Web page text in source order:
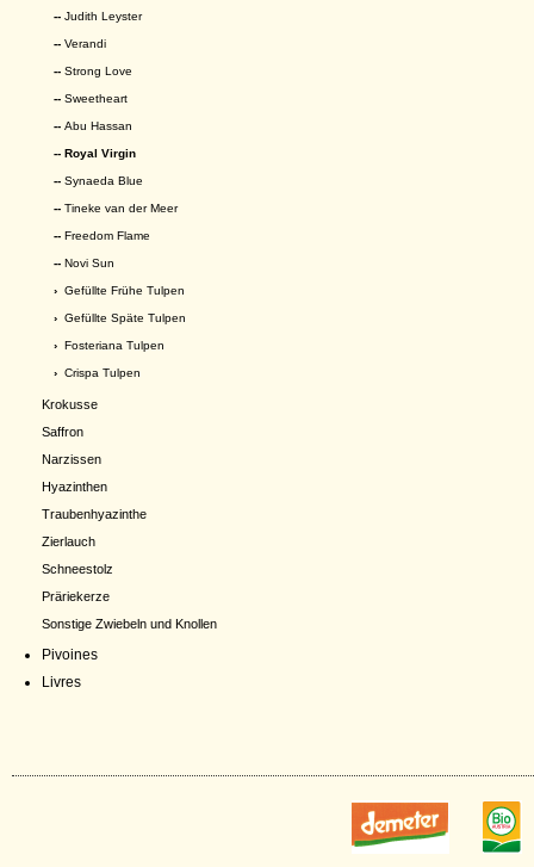
-- Judith Leyster
-- Verandi
-- Strong Love
-- Sweetheart
-- Abu Hassan
-- Royal Virgin
-- Synaeda Blue
-- Tineke van der Meer
-- Freedom Flame
-- Novi Sun
› Gefüllte Frühe Tulpen
› Gefüllte Späte Tulpen
› Fosteriana Tulpen
› Crispa Tulpen
Krokusse
Saffron
Narzissen
Hyazinthen
Traubenhyazinthe
Zierlauch
Schneestolz
Präriekerze
Sonstige Zwiebeln und Knollen
Pivoines
Livres